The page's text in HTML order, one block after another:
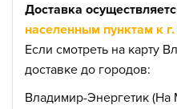
Доставка
населенным пунктам к
Если смотреть на карту
доставке до городов:
Владимир-Энергетик (На